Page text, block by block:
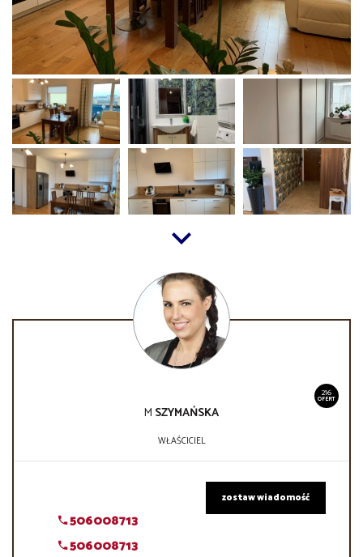
216
OFERT
M SZYMAŃSKA
WŁAŚCICIEL
506008713
506008713
zostaw wiadomość